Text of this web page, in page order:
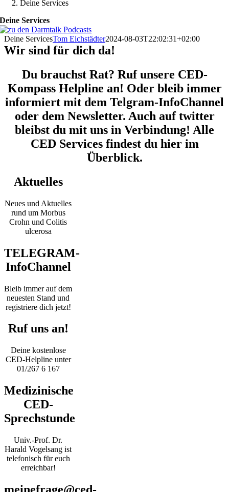
Deine Services
Deine Services
Deine ServicesTom Eichstädter2024-08-03T22:02:31+02:00
Wir sind für dich da!
Du brauchst Rat? Ruf unsere CED-
Kompass Helpline an! Oder bleib immer
informiert mit dem Telgram-InfoChannel
oder dem Newsletter. Auch auf twitter
bleibst du mit uns in Verbindung! Alle
CED Services findest du hier im
Überblick.
Aktuelles
Neues und Aktuelles
rund um Morbus
Crohn und Colitis
ulcerosa
TELEGRAM-
InfoChannel
Bleib immer auf dem
neuesten Stand und
registriere dich jetzt!
Ruf uns an!
Deine kostenlose
CED-Helpline unter
01/267 6 167
Medizinische
CED-
Sprechstunde
Univ.-Prof. Dr.
Harald Vogelsang ist
telefonisch für euch
erreichbar!